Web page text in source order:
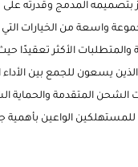
بتصميمه المدمج وقدرته
واسعة من الخيارات
الأكثر تعقيدًا حيث
الذين يسعون للجمع بين
الشحن المتقدمة والحماية
للمستهلكين الواعين